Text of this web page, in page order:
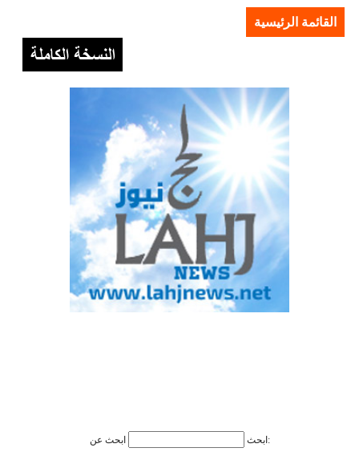
القائمة الرئيسية
ابحث ابحث عن: